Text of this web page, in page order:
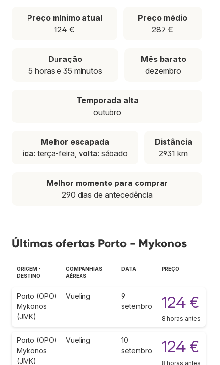
Preço mínimo atual
124 €
Preço médio
287 €
Duração
5 horas e 35 minutos
Mês barato
dezembro
Temporada alta
outubro
Melhor escapada
ida: terça-feira,volta: sábado
Distância
2931 km
Melhor momento para comprar
290 dias de antecedência
Últimas ofertas Porto - Mykonos
ORIGEM -
DESTINO
COMPANHIAS
AÉREAS
DATA PREÇO
Porto (OPO)
Mykonos
(JMK)
Vueling
9
setembro
124 €
8 horas antes
Porto (OPO)
Mykonos
(JMK)
Vueling
10
setembro
124 €
8 horas antes